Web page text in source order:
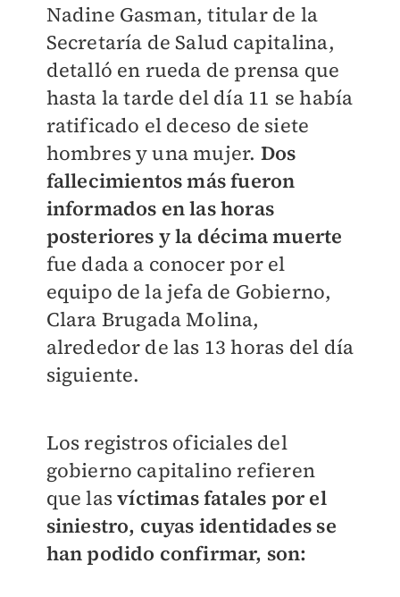
Nadine Gasman, titular de la
Secretaría de Salud capitalina,
detalló en rueda de prensa que
hasta la tarde del día 11 se había
ratificado el deceso de siete
hombres y una mujer. Dos
fallecimientos más fueron
informados en las horas
posteriores y la décima muerte
fue dada a conocer por el
equipo de la jefa de Gobierno,
Clara Brugada Molina,
alrededor de las 13 horas del día
siguiente.
Los registros oficiales del
gobierno capitalino refieren
que lasvíctimas fatales por el
siniestro, cuyas identidades se
han podido confirmar, son: